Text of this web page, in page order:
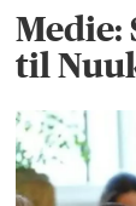
Medie:
til